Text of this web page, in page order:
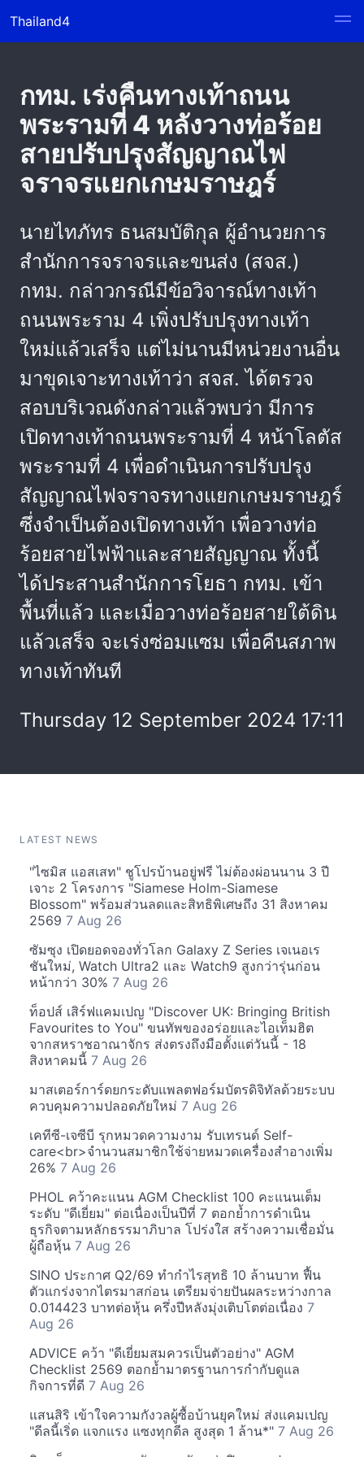
Thailand4
กทม. เร่งคืนทางเท้าถนน
พระรามที่ 4 หลังวางท่อร้อย
สายปรับปรุงสัญญาณไฟ
จราจรแยกเกษมราษฎร์
นายไทภัทร ธนสมบัติกุล ผู้อำนวยการ
สำนักการจราจรและขนส่ง (สจส.)
กทม. กล่าวกรณีมีข้อวิจารณ์ทางเท้า
ถนนพระราม 4 เพิ่งปรับปรุงทางเท้า
ใหม่แล้วเสร็จ แต่ไม่นานมีหน่วยงานอื่น
มาขุดเจาะทางเท้าว่า สจส. ได้ตรวจ
สอบบริเวณดังกล่าวแล้วพบว่า มีการ
เปิดทางเท้าถนนพระรามที่ 4 หน้าโลตัส
พระรามที่ 4 เพื่อดำเนินการปรับปรุง
สัญญาณไฟจราจรทางแยกเกษมราษฎร์
ซึ่งจำเป็นต้องเปิดทางเท้า เพื่อวางท่อ
ร้อยสายไฟฟ้าและสายสัญญาณ ทั้งนี้
ได้ประสานสำนักการโยธา กทม. เข้า
พื้นที่แล้ว และเมื่อวางท่อร้อยสายใต้ดิน
แล้วเสร็จ จะเร่งซ่อมแซม เพื่อคืนสภาพ
ทางเท้าทันที
Thursday 12 September 2024 17:11
LATEST NEWS
"ไซมิส แอสเสท" ชูโปรบ้านอยู่ฟรี ไม่ต้องผ่อนนาน 3 ปี
เจาะ 2 โครงการ "Siamese Holm-Siamese
Blossom" พร้อมส่วนลดและสิทธิพิเศษถึง 31 สิงหาคม
2569 7 Aug 26
ซัมซุง เปิดยอดจองทั่วโลก Galaxy Z Series เจเนอเร
ชันใหม่, Watch Ultra2 และ Watch9 สูงกว่ารุ่นก่อน
หน้ากว่า 30% 7 Aug 26
ท็อปส์ เสิร์ฟแคมเปญ "Discover UK: Bringing British
Favourites to You" ขนทัพของอร่อยและไอเท็มฮิต
จากสหราชอาณาจักร ส่งตรงถึงมือตั้งแต่วันนี้ - 18
สิงหาคมนี้ 7 Aug 26
มาสเตอร์การ์ดยกระดับแพลตฟอร์มบัตรดิจิทัลด้วยระบบ
ควบคุมความปลอดภัยใหม่ 7 Aug 26
เคทีซี-เจซีบี รุกหมวดความงาม รับเทรนด์ Self-
care<br>จำนวนสมาชิกใช้จ่ายหมวดเครื่องสำอางเพิ่ม
26% 7 Aug 26
PHOL คว้าคะแนน AGM Checklist 100 คะแนนเต็ม
ระดับ "ดีเยี่ยม" ต่อเนื่องเป็นปีที่ 7 ตอกย้ำการดำเนิน
ธุรกิจตามหลักธรรมาภิบาล โปร่งใส สร้างความเชื่อมั่น
ผู้ถือหุ้น 7 Aug 26
SINO ประกาศ Q2/69 ทำกำไรสุทธิ 10 ล้านบาท ฟื้น
ตัวแกร่งจากไตรมาสก่อน เตรียมจ่ายปันผลระหว่างกาล
0.014423 บาทต่อหุ้น ครึ่งปีหลังมุ่งเติบโตต่อเนื่อง 7
Aug 26
ADVICE คว้า "ดีเยี่ยมสมควรเป็นตัวอย่าง" AGM
Checklist 2569 ตอกย้ำมาตรฐานการกำกับดูแล
กิจการที่ดี 7 Aug 26
แสนสิริ เข้าใจความกังวลผู้ซื้อบ้านยุคใหม่ ส่งแคมเปญ
"ดีลนี้เริ่ด แจกแรง แซงทุกดีล สูงสุด 1 ล้าน*" 7 Aug 26